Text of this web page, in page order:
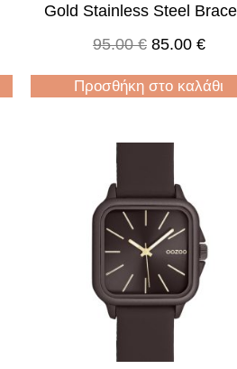
Gold Stainless Steel
95.00€ 85.00 €
Προσθήκη στο καλάθι